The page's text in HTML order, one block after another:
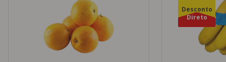
Desconto
Direto